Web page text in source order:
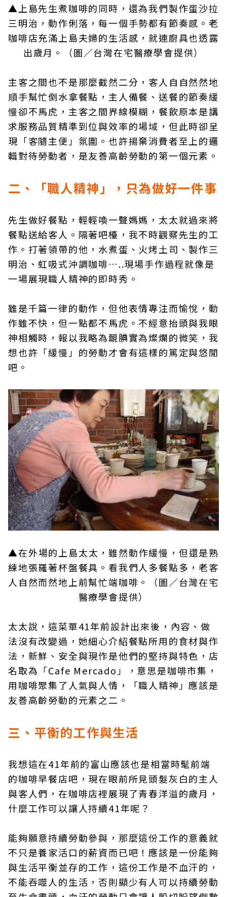
▲上島先生煮咖啡的同時，還為我們製作蛋沙拉
三明治，動作俐落，每一個手勢都有節奏感。老
咖啡店充滿上島夫婦的生活感，就連廚具也透露
出歲月。（圖／台灣在宅醫療學會提供）
主客之間也不是那麼截然二分，客人自自然然地
順手幫忙倒水拿餐點，主人備餐、送餐的節奏緩
慢卻不馬虎，主客之間界線模糊，餐飲原本是講
求服務品質精準到位與效率的場域，但此時卻呈
現「客隨主便」氛圍。也許揚棄消費者至上的邏
輯對待勞動者，是友善高齡勞動的第一個元素。
二、「職人精神」，只為做好一件事
先生做好餐點，輕輕喚一聲媽媽，太太就過來將
餐點送給客人。隔著吧檯，我不時觀察先生的工
作。打著領帶的他，水煮蛋、火烤土司、製作三
明治、虹吸式沖調咖啡…..現場手作過程就像是
一場展現職人精神的即時秀。
雖是千篇一律的動作，但他表情專注而愉悅，動
作雖不快，但一點都不馬虎。不經意抬頭與我眼
神相觸時，報以我略為靦腆實為燦爛的微笑，我
想也許「緩慢」的勞動才會有這樣的篤定與悠閒
吧。
▲在外場的上島太太，雖然動作緩慢，但還是熟
練地張羅著杯盤餐具。看我們人多餐點多，老客
人自然而然地上前幫忙端咖啡。（圖／台灣在宅
醫療學會提供）
太太說，這菜單41年前設計出來後，內容、做
法沒有改變過，她細心介紹餐點所用的食材與作
法，新鮮、安全與現作是他們的堅持與特色，店
名取為「Cafe Mercado」，意思是咖啡市集，
用咖啡聚集了人氣與人情，「職人精神」應該是
友善高齡勞動的元素之二。
三、平衡的工作與生活
我想這在41年前的富山應該也是相當時髦前端
的咖啡早餐店吧，現在眼前所見頭髮灰白的主人
與客人們，在咖啡店裡展現了青春洋溢的歲月，
什麼工作可以讓人持續41年呢？
能夠願意持續勞動參與，那麼這份工作的意義就
不只是養家活口的薪資而已吧！應該是一份能夠
與生活平衡並存的工作，這份工作是不血汗的，
不能吞噬人的生活，否則顯少有人可以持續勞動